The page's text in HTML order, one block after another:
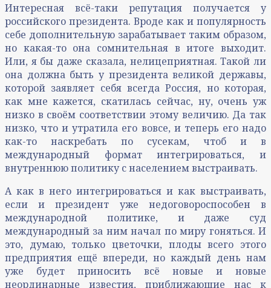
Интересная всё-таки репутация получается у
российского президента. Вроде как и популярность
себе дополнительную зарабатывает таким образом,
но какая-то она сомнительная в итоге выходит.
Или, я бы даже сказала, нелицеприятная. Такой ли
она должна быть у президента великой державы,
которой заявляет себя всегда Россия, но которая,
как мне кажется, скатилась сейчас, ну, очень уж
низко в своём соответствии этому величию. Да так
низко, что и утратила его вовсе, и теперь его надо
как-то наскребать по сусекам, чтоб и в
международный формат интегрироваться, и
внутреннюю политику с населением выстраивать.
А как в него интегрироваться и как выстраивать,
если и президент уже недоговороспособен в
международной политике, и даже суд
международный за ним начал по миру гоняться. И
это, думаю, только цветочки, плоды всего этого
предприятия ещё впереди, но каждый день нам
уже будет приносить всё новые и новые
неординарные известия, приближающие нас к